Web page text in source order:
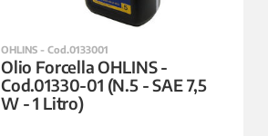
OHLINS - Cod.0133001
Olio Forcella OHLINS -
Cod.01330-01 (N.5 - SAE 7,5
W - 1 Litro)